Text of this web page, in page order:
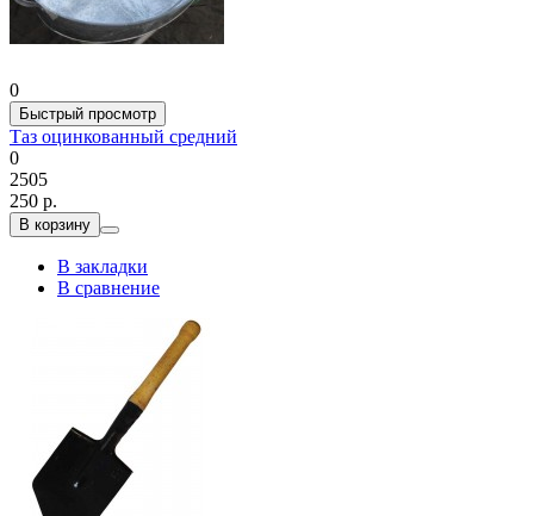
0
Быстрый просмотр
Таз оцинкованный средний
0
2505
250 р.
В корзину
В закладки
В сравнение